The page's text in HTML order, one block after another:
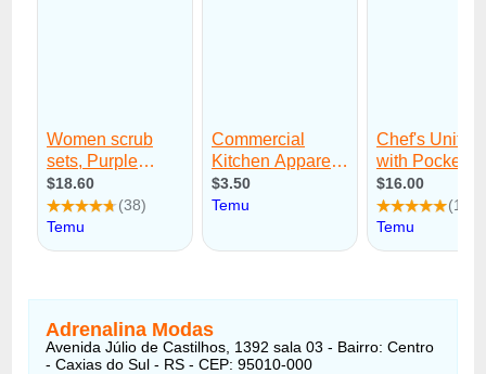
Adrenalina Modas
Avenida Júlio de Castilhos, 1392 sala 03 - Bairro: Centro
- Caxias do Sul - RS - CEP: 95010-000